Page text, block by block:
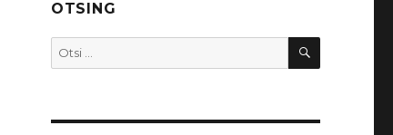
OTSING
Otsi: OTSI